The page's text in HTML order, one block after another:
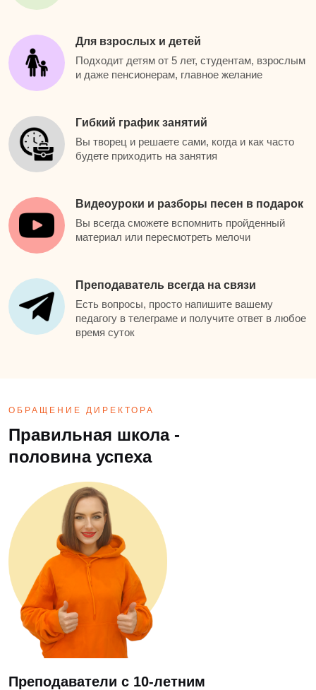
Для взрослых и детей
Подходит детям от 5 лет, студентам, взрослым
и даже пенсионерам, главное желание
Гибкий график занятий
Вы творец и решаете сами, когда и как часто
будете приходить на занятия
Видеоуроки и разборы песен в подарок
Вы всегда сможете вспомнить пройденный
материал или пересмотреть мелочи
Преподаватель всегда на связи
Есть вопросы, просто напишите вашему
педагогу в телеграме и получите ответ в любое
время суток
ОБРАЩЕНИЕ ДИРЕКТОРА
Правильная школа -
половина успеха
Преподаватели с 10-летним